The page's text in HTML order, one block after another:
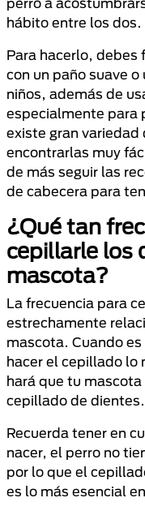
hábito entre los dos.
Para hacerlo, debes
con un paño suave
niños, además de
especialmente para
existe gran variedad
encontrarlas muy
de más seguir las
de cabecera para
¿Qué tan
cepillarle los
mascota?
La frecuencia para
estrechamente
mascota. Cuando
hacer el cepillado lo
hará que tu
cepillado de dientes.
Recuerda tener en
nacer, el perro no
por lo que el
es lo más esencial